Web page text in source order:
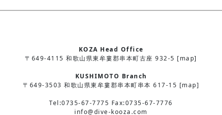
KOZA Head Office
〒649-4115 和歌山県東牟婁郡串本町古座 932-5 [map]
KUSHIMOTO Branch
〒649-3503 和歌山県東牟婁郡串本町串本 617-15 [map]
Tel:0735-67-7775 Fax:0735-67-7776
info@dive-kooza.com